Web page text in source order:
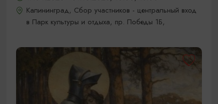
Калининград, Сбор участников - центральный вход
в Парк культуры и отдыха, пр. Победы 1Б,